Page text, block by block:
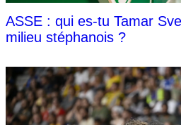
ASSE : qui es-tu Tamar
milieu stéphanois ?